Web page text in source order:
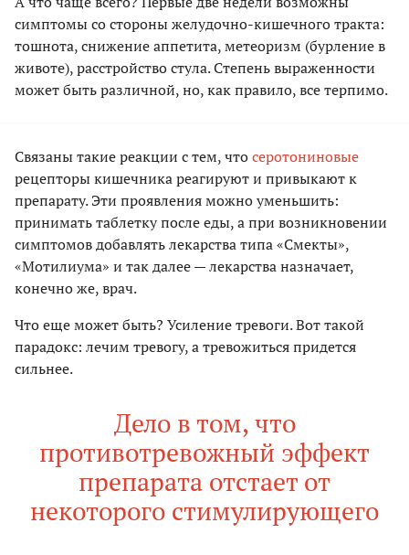
симптомы со стороны желудочно-кишечного тракта:
тошнота, снижение аппетита, метеоризм (бурление в
животе), расстройство стула. Степень выраженности
может быть различной, но, как правило, все терпимо.
Связаны такие реакции с тем, чтосеротониновые
рецепторы кишечника реагируют и привыкают к
препарату. Эти проявления можно уменьшить:
принимать таблетку после еды, а при возникновении
симптомов добавлять лекарства типа «Смекты»,
«Мотилиума» и так далее — лекарства назначает,
конечно же, врач.
Что еще может быть? Усиление тревоги. Вот такой
парадокс: лечим тревогу, а тревожиться придется
сильнее.
Дело в том, что
противотревожный эффект
препарата отстает от
некоторого стимулирующего